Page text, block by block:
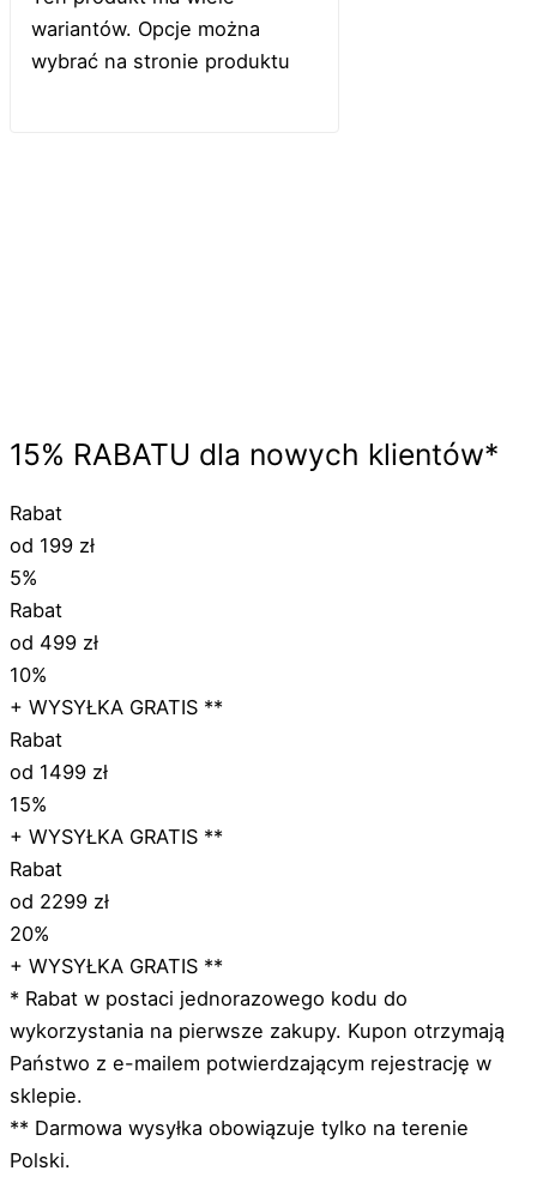
wariantów. Opcje można
wybrać na stronie produktu
15% RABATU dla nowych klientów*
Rabat
od 199 zł
5%
Rabat
od 499 zł
10%
+ WYSYŁKA GRATIS **
Rabat
od 1499 zł
15%
+ WYSYŁKA GRATIS **
Rabat
od 2299 zł
20%
+ WYSYŁKA GRATIS **
* Rabat w postaci jednorazowego kodu do
wykorzystania na pierwsze zakupy. Kupon otrzymają
Państwo z e-mailem potwierdzającym rejestrację w
sklepie.
** Darmowa wysyłka obowiązuje tylko na terenie
Polski.